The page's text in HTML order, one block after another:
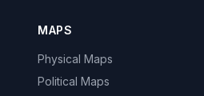
MAPS
Physical Maps
Political Maps